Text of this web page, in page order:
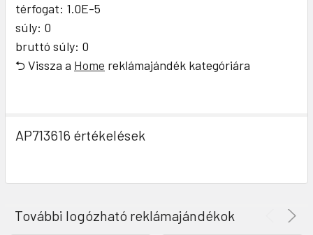
térfogat: 1.0E-5
súly: 0
bruttó súly: 0
⮌ Vissza a Home reklámajándék kategóriára
AP713616 értékelések
További logózható reklámajándékok